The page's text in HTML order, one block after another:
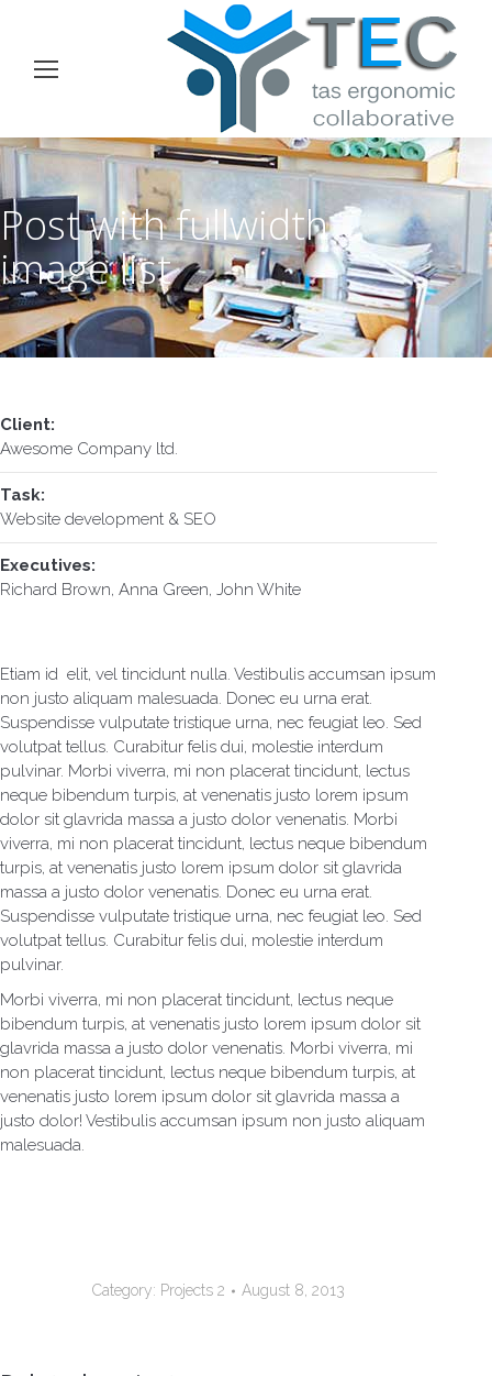
Post with fullwidth
image list
Client:
Awesome Company ltd.
Task:
Website development & SEO
Executives:
Richard Brown, Anna Green, John White
Etiam id elit, vel tincidunt nulla. Vestibulis accumsan ipsum
non justo aliquam malesuada. Donec eu urna erat.
Suspendisse vulputate tristique urna, nec feugiat leo. Sed
volutpat tellus. Curabitur felis dui, molestie interdum
pulvinar. Morbi viverra, mi non placerat tincidunt, lectus
neque bibendum turpis, at venenatis justo lorem ipsum
dolor sit glavrida massa a justo dolor venenatis. Morbi
viverra, mi non placerat tincidunt, lectus neque bibendum
turpis, at venenatis justo lorem ipsum dolor sit glavrida
massa a justo dolor venenatis. Donec eu urna erat.
Suspendisse vulputate tristique urna, nec feugiat leo. Sed
volutpat tellus. Curabitur felis dui, molestie interdum
pulvinar.
Morbi viverra, mi non placerat tincidunt, lectus neque
bibendum turpis, at venenatis justo lorem ipsum dolor sit
glavrida massa a justo dolor venenatis. Morbi viverra, mi
non placerat tincidunt, lectus neque bibendum turpis, at
venenatis justo lorem ipsum dolor sit glavrida massa a
justo dolor! Vestibulis accumsan ipsum non justo aliquam
malesuada.
Category: Projects 2 August 8, 2013